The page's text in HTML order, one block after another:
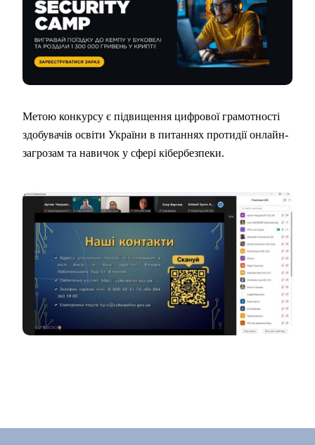
Метою конкурсу є підвищення цифрової грамотності
здобувачів освіти України в питаннях протидії онлайн-
загрозам та навичок у сфері кібербезпеки.